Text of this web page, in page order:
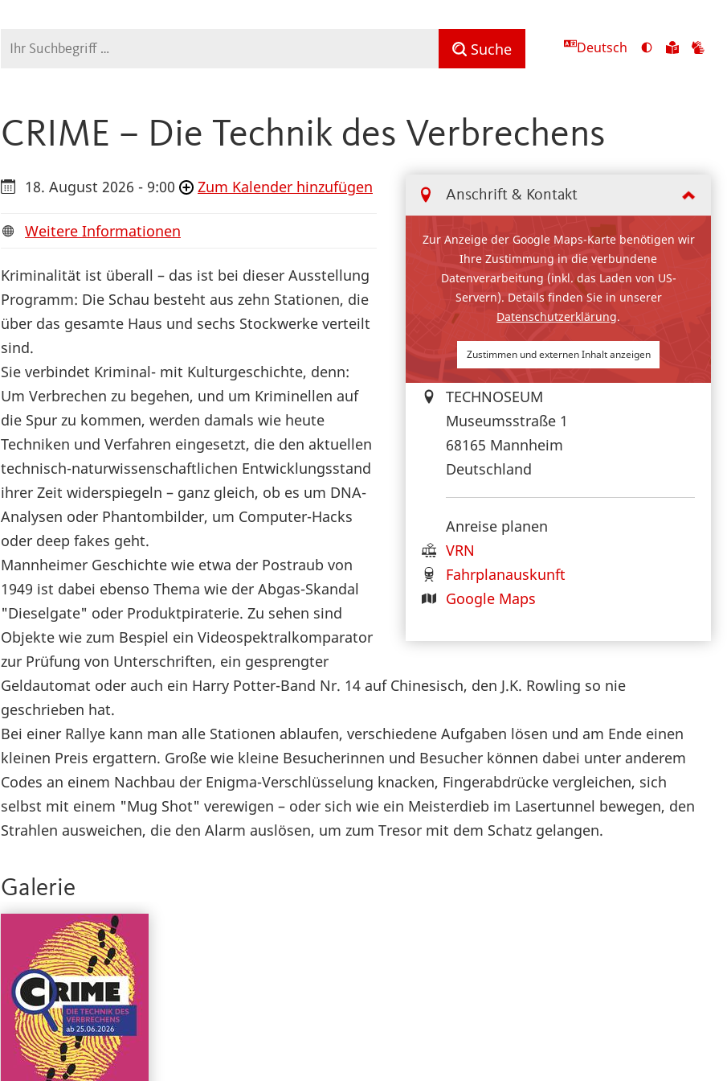
Suche Suche Deutsch
Ansicht
Zu
CRIME – Die Technik des Verbrechens
Anschrift & Kontakt
Zur Anzeige der Google Maps-Karte benötigen wir
Ihre Zustimmung in die verbundene
Datenverarbeitung (inkl. das Laden von US-
Servern). Details finden Sie in unserer
Datenschutzerklärung.
Zustimmen und externen Inhalt anzeigen
TECHNOSEUM
Museumsstraße 1
68165 Mannheim
Deutschland
Anreise planen
VRN
Fahrplanauskunft
Google Maps
18. August 2026 - 9:00 Zum Kalender hinzufügen
Weitere Informationen
Kriminalität ist überall – das ist bei dieser Ausstellung
Programm: Die Schau besteht aus zehn Stationen, die
über das gesamte Haus und sechs Stockwerke verteilt
sind.
Sie verbindet Kriminal- mit Kulturgeschichte, denn:
Um Verbrechen zu begehen, und um Kriminellen auf
die Spur zu kommen, werden damals wie heute
Techniken und Verfahren eingesetzt, die den aktuellen
technisch-naturwissenschaftlichen Entwicklungsstand
ihrer Zeit widerspiegeln – ganz gleich, ob es um DNA-
Analysen oder Phantombilder, um Computer-Hacks
oder deep fakes geht.
Mannheimer Geschichte wie etwa der Postraub von
1949 ist dabei ebenso Thema wie der Abgas-Skandal
"Dieselgate" oder Produktpiraterie. Zu sehen sind
Objekte wie zum Bespiel ein Videospektralkomparator
zur Prüfung von Unterschriften, ein gesprengter
Geldautomat oder auch ein Harry Potter-Band Nr. 14 auf Chinesisch, den J.K. Rowling so nie
geschrieben hat.
Bei einer Rallye kann man alle Stationen ablaufen, verschiedene Aufgaben lösen und am Ende einen
kleinen Preis ergattern. Große wie kleine Besucherinnen und Besucher können dabei unter anderem
Codes an einem Nachbau der Enigma-Verschlüsselung knacken, Fingerabdrücke vergleichen, sich
selbst mit einem "Mug Shot" verewigen – oder sich wie ein Meisterdieb im Lasertunnel bewegen, den
Strahlen ausweichen, die den Alarm auslösen, um zum Tresor mit dem Schatz gelangen.
Galerie